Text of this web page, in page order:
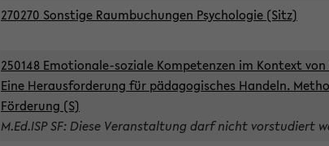
270270 Sonstige Raumbuchungen Psychologie (Sitz)
250148 Emotionale-soziale Kompetenzen im Kontext
Eine Herausforderung für pädagogisches Handeln.
Förderung (S)
M.Ed.ISP SF: Diese Veranstaltung darf nicht vorstudiert